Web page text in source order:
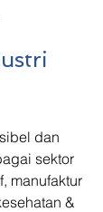
dan
sektor
manufaktur
&